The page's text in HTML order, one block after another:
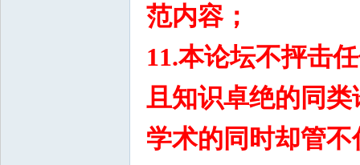
范内容；
11.本论坛不抨击
且知识卓绝的同
学术的同时却管